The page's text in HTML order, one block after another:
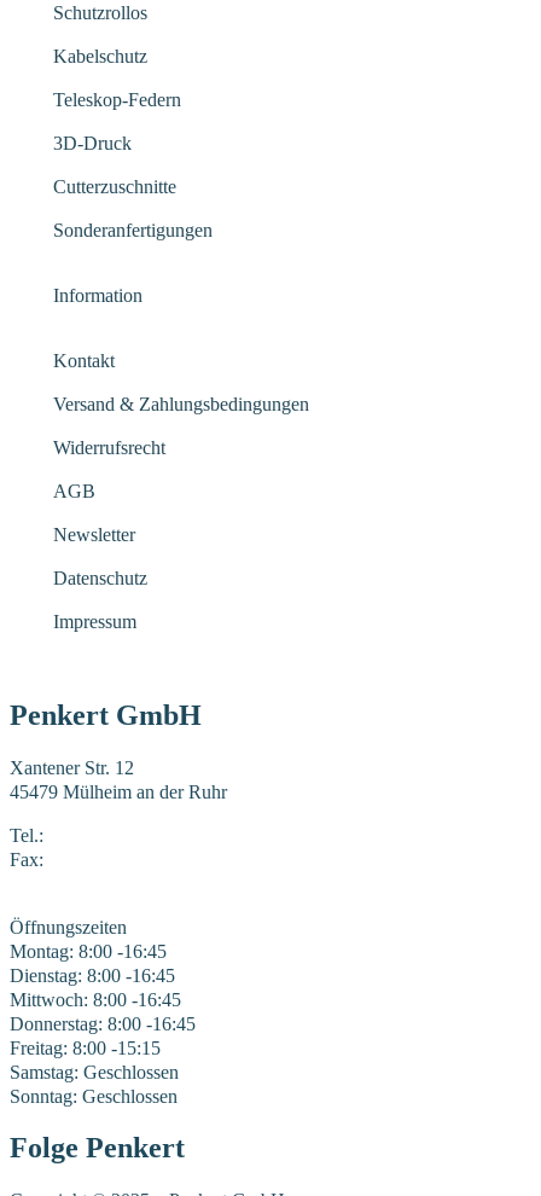
Schutzrollos
Kabelschutz
Teleskop-Federn
3D-Druck
Cutterzuschnitte
Sonderanfertigungen
Information
Kontakt
Versand & Zahlungsbedingungen
Widerrufsrecht
AGB
Newsletter
Datenschutz
Impressum
Penkert GmbH
Xantener Str. 12
45479 Mülheim an der Ruhr
Tel.:
Fax:
Öffnungszeiten
Montag: 8:00 -16:45
Dienstag: 8:00 -16:45
Mittwoch: 8:00 -16:45
Donnerstag: 8:00 -16:45
Freitag: 8:00 -15:15
Samstag: Geschlossen
Sonntag: Geschlossen
Folge Penkert